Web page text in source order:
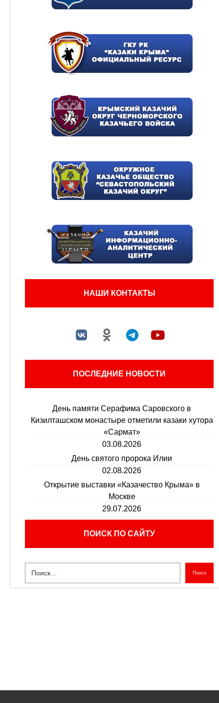
НАШИ КОНТАКТЫ
ПОСЛЕДНИЕ НОВОСТИ
День памяти Серафима Саровского в
Кизилташском монастыре отметили казаки хутора
«Сармат»
03.08.2026
День святого пророка Илии
02.08.2026
Открытие выставки «Казачество Крыма» в
Москве
29.07.2026
ПОИСК ПО САЙТУ
Поиск